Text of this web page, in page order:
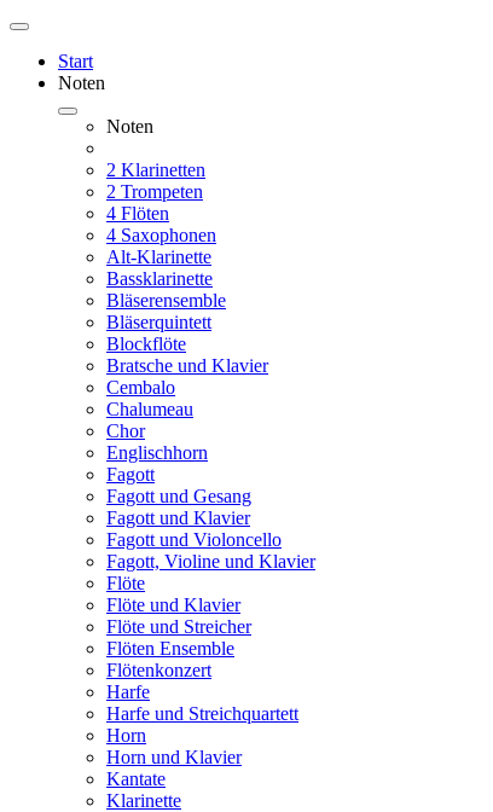
Start
Noten
Noten
2 Klarinetten
2 Trompeten
4 Flöten
4 Saxophonen
Alt-Klarinette
Bassklarinette
Bläserensemble
Bläserquintett
Blockflöte
Bratsche und Klavier
Cembalo
Chalumeau
Chor
Englischhorn
Fagott
Fagott und Gesang
Fagott und Klavier
Fagott und Violoncello
Fagott, Violine und Klavier
Flöte
Flöte und Klavier
Flöte und Streicher
Flöten Ensemble
Flötenkonzert
Harfe
Harfe und Streichquartett
Horn
Horn und Klavier
Kantate
Klarinette